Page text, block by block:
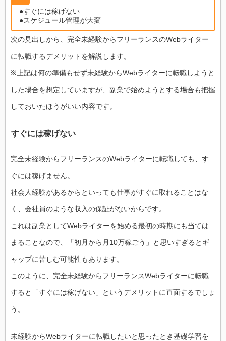
●すぐには稼げない
●スケジュール管理が大変
次の見出しから、完全未経験からフリーランスのWebライター
に転職するデメリットを解説します。
※上記は何の準備もせず未経験からWebライターに転職しようと
した場合を想定していますが、副業で始めようとする場合も把握
しておいたほうがいい内容です。
すぐには稼げない
完全未経験からフリーランスのWebライターに転職しても、す
ぐには稼げません。
社会人経験があるからといっても仕事がすぐに取れることはな
く、会社員のような収入の保証がないからです。
これは副業としてWebライターを始める最初の時期にも当ては
まることなので、「初月から月10万稼ごう」と思いすぎるとギ
ャップに苦しむ可能性もあります。
このように、完全未経験からフリーランスWebライターに転職
すると「すぐには稼げない」というデメリットに直面するでしょ
う。
未経験からWebライターに転職したいと思ったとき基礎学習を